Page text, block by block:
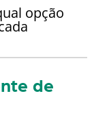
opção
de